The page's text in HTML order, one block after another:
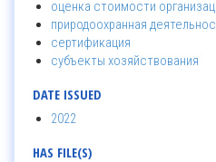
оценка стоимости
природоохранная
сертификация
субъекты хозяйствования
DATE ISSUED
2022
HAS FILE(S)